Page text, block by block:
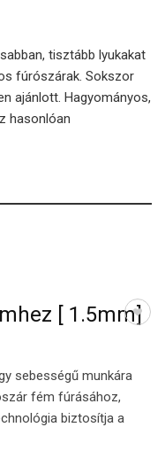
tisztább lyukakat
fúrószárak. Sokszor
ajánlott. Hagyományos,
hasonlóan
[ 1.5mm]
sebességű munkára
fém fúrásához,
biztosítja a